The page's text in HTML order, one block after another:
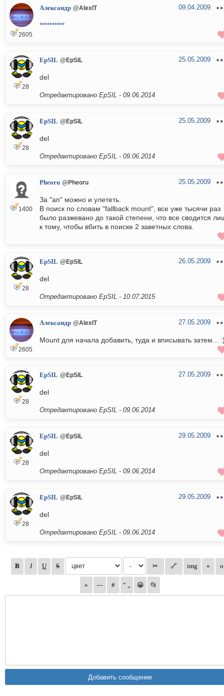
2605
Александр @AlexIT 09.04.2009
**********
28
EpSIL @EpSIL 25.05.2009
del
Отредактировано EpSIL - 09.06.2014
28
EpSIL @EpSIL 25.05.2009
del
Отредактировано EpSIL - 09.06.2014
1400
Pheoru @Pheoru 25.05.2009
За "ап" можно и улететь.
В поиск по словам "fallback mount", все уже тысячи раз
было разжевано до такой степени, что все сводится
к тому, чтобы вбить в поиске 2 заветных слова.
28
EpSIL @EpSIL 26.05.2009
del
Отредактировано EpSIL - 10.07.2015
2605
Александр @AlexIT 27.05.2009
Mount для начала добавить, туда и вписывать затем...
28
EpSIL @EpSIL 27.05.2009
del
Отредактировано EpSIL - 09.06.2014
28
EpSIL @EpSIL 29.05.2009
del
Отредактировано EpSIL - 09.06.2014
28
EpSIL @EpSIL 29.05.2009
del
Отредактировано EpSIL - 09.06.2014